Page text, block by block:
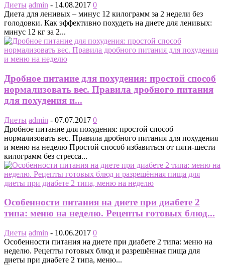
Диеты admin - 14.08.2017 0
Диета для ленивых – минус 12 килограмм за 2 недели без
голодовки. Как эффективно похудеть на диете для ленивых:
минус 12 кг за 2...
Дробное питание для похудения: простой способ
нормализовать вес. Правила дробного питания
для похудения и...
Диеты admin - 07.07.2017 0
Дробное питание для похудения: простой способ
нормализовать вес. Правила дробного питания для похудения
и меню на неделю Простой способ избавиться от пяти-шести
килограмм без стресса...
Особенности питания на диете при диабете 2
типа: меню на неделю. Рецепты готовых блюд...
Диеты admin - 10.06.2017 0
Особенности питания на диете при диабете 2 типа: меню на
неделю. Рецепты готовых блюд и разрешённая пища для
диеты при диабете 2 типа, меню...